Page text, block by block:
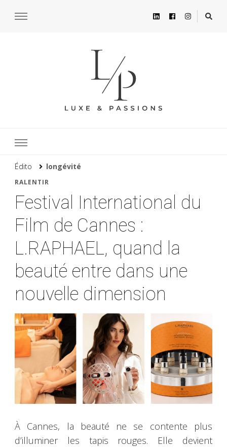
Édito longévité
RALENTIR
Festival International du
Film de Cannes :
L.RAPHAEL, quand la
beauté entre dans une
nouvelle dimension
À Cannes, la beauté ne se contente plus
d’illuminer les tapis rouges. Elle devient